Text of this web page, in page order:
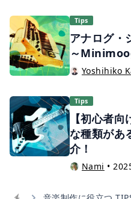
Tips
アナログ・
～
Yoshihiko
Tips
【初心者
な種類があ
介！
Nami •